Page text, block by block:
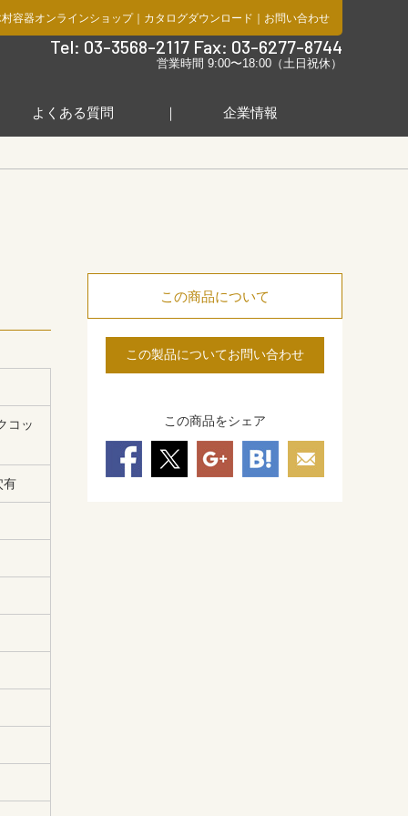
容器オンラインショップ｜ カタログダウンロード ｜ お問い合わせ
Tel: 03-3568-2117 Fax: 03-6277-8744
営業時間 9:00〜18:00（土日祝休）
よくある質問 企業情報
コッ
有
この商品について
この製品についてお問い合わせ
この商品をシェア